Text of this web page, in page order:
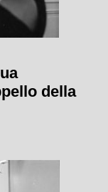
della